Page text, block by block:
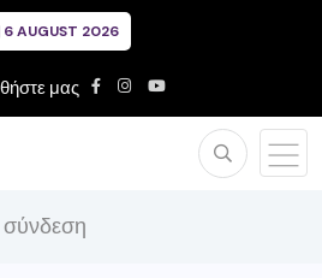
6 AUGUST 2026
μας
σύνδεση